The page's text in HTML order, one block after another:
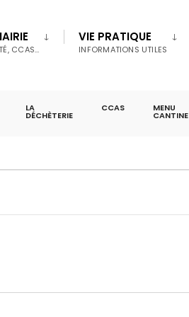
CCAS…
VIE PRATIQUE
INFORMATIONS UTILES
LA
DÉCHÈTERIE
CCAS MENU
CANTINE